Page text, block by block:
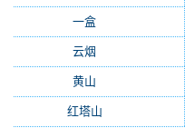
一盒
云烟
黄山
红塔山